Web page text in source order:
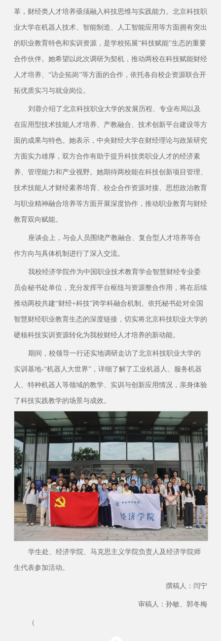
革，财经类人才培养亟须融入科技思维与实践能力。北京科技职
业大学在机器人技术、智能制造、人工智能应用等方面拥有突出
的职业教育特色和实训资源，是学校拓展“科技赋能”生态的重要
合作伙伴。她希望以此次调研为契机，推动两校在科技赋能财经
人才培养、“访企拓岗”等方面的合作，依托各自校企资源联合开
拓优质实习与就业岗位。
刘蓉介绍了北京科技职业大学的发展历程、专业布局以及
在应用型技术技能人才培养、产教融合、技术创新平台建设等方
面的成果与特色。她表示，中央财经大学在财经理论与政策研究
方面实力雄厚，双方合作有助于提升科技类职业人才的经济素
养、管理能力和产业视野。她期待两校能在科技创新项目管理、
技术技能人才财经素养培育、校企合作资源对接、思想政治教育
与职业精神融合培养等方面开展深度协作，推动职业教育与财经
教育双向赋能。
座谈会上，与会人员围绕产教融合、复合型人才培养等合
作方向与具体机制进行了深入交流。
我校经济学院作为中国职业技术教育学会智慧财经专业委
员会秘书处单位，充分发挥平台枢纽与资源整合作用，将在后续
推动两校共建“财经+科技”跨学科融合机制。依托秘书处对全国
智慧财经职业教育生态的深度链接，切实将北京科技职业大学的
硬核科技实训资源转化为我校财经人才培养的新动能。
期间，校领导一行还实地调研走访了北京科技职业大学的
实训基地-“机器人大世界”，详细了解了工业机器人、服务机器
人、特种机器人等领域的教学、实训与创新应用情况，亲身体验
了科技实践教学的场景与成效。
学生处、经济学院、马克思主义学院负责人及经济学院师
生代表参加活动。
撰稿人：闫宁
审稿人：孙敏、郭冬梅
（